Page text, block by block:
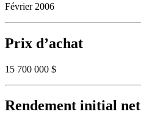
Février 2006
Prix d’achat
15 700 000 $
Rendement initial net